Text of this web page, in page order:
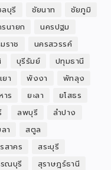
บุรี ชัยนาท
ชัยภูมิ
นายก
นครปฐม
ราช
นครสวรรค์
บุรีรัมย์
ปทุมธานี
ยา พังงา
พัทลุง
าร ยะลา
ยโสธร
ลพบุรี
ลำปาง
า
สตูล
สาคร
สระบุรี
ณบุรี
สุราษฎร์ธานี